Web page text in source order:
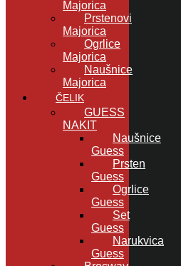
Majorica
Prstenovi
Majorica
Ogrlice
Majorica
Naušnice
Majorica
ČELIK
GUESS
NAKIT
Naušnice
Guess
Prsten
Guess
Ogrlice
Guess
Set
Guess
Narukvica
Guess